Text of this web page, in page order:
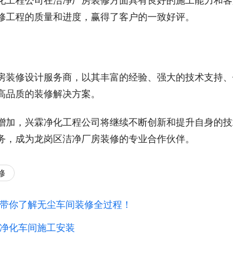
程的质量和进度，赢得了客户的一致好评。
修设计服务商，以其丰富的经验、强大的技术支持
质的装修解决方案。
，兴霖净化工程公司将继续不断创新和提升自身的
成为龙岗区洁净厂房装修的专业合作伙伴。
你了解无尘车间装修全过程！
化车间施工安装